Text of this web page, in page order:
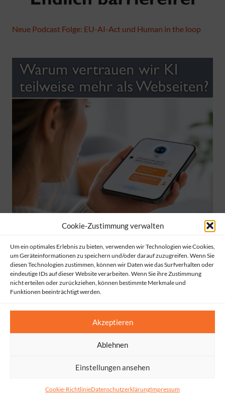
Cookie-Zustimmung verwalten
Um ein optimales Erlebnis zu bieten, verwenden wir Technologien wie Cookies,
um Geräteinformationen zu speichern und/oder darauf zuzugreifen. Wenn Sie
diesen Technologien zustimmen, können wir Daten wie das Surfverhalten oder
eindeutige IDs auf dieser Website verarbeiten. Wenn Sie ihre Zustimmung
nicht erteilen oder zurückziehen, können bestimmte Merkmale und
Funktionen beeinträchtigt werden.
Akzeptieren
Ablehnen
Einstellungen ansehen
Cookie-RichtlinieDatenschutzerklärungImpressum
Neue Podcast Folge: EU-AI-Act und Human in the loop
KI und der Datenschutz – ein zweischneidiges Schwert